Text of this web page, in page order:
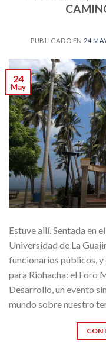
PUBLICADO EN 24
24
May
Estuve allí. Sentada en
Universidad de La
funcionarios públicos, y
para Riohacha: el Foro
Desarrollo, un evento
mundo sobre nuestro